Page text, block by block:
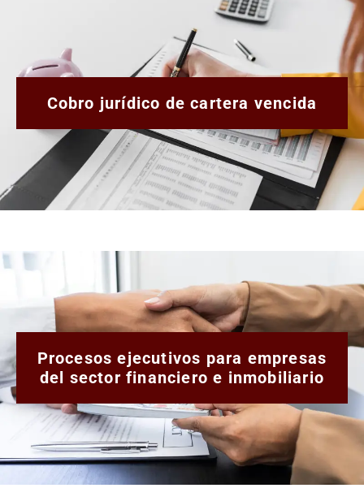
Cobro jurídico de cartera vencida
Procesos ejecutivos para empresas
del sector financiero e inmobiliario